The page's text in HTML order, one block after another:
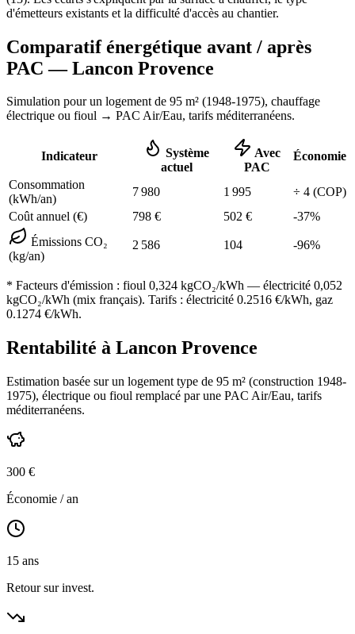
d'émetteurs existants et la difficulté d'accès au chantier.
Comparatif énergétique avant / après
PAC —Lancon Provence
Simulation pour un logement de 95 m² (1948-1975), chauffage
électrique ou fioul → PAC Air/Eau, tarifs méditerranéens.
Indicateur
Système
actuel
Avec
PAC
Économie
Consommation
(kWh/an)
7 980 1 995 ÷ 4 (COP)
Coût annuel (€)
798 € 502 € -37%
Émissions CO₂
(kg/an)
2 586 104 -96%
* Facteurs d'émission : fioul 0,324 kgCO₂/kWh — électricité 0,052
kgCO₂/kWh (mix français). Tarifs : électricité 0.2516 €/kWh, gaz
0.1274 €/kWh.
Rentabilité à Lancon Provence
Estimation basée sur un logement type de 95 m² (construction 1948-
1975), électrique ou fioul remplacé par une PAC Air/Eau, tarifs
méditerranéens.
300 €
Économie / an
15 ans
Retour sur invest.